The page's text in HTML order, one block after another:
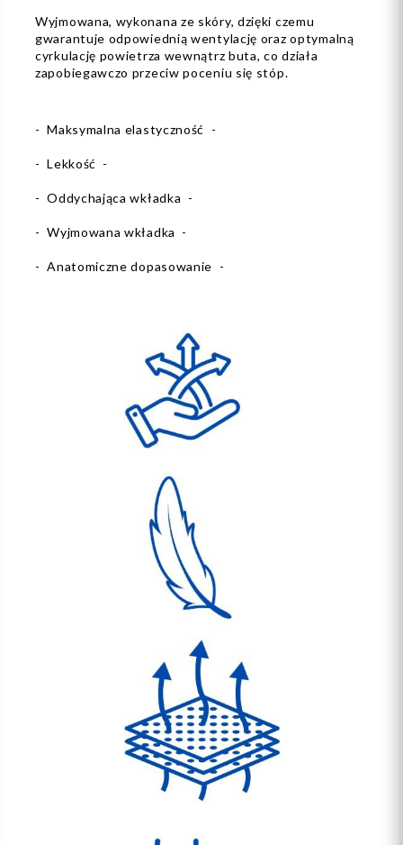
Wyjmowana, wykonana ze skóry, dzięki czemu
gwarantuje odpowiednią wentylację oraz optymalną
cyrkulację powietrza wewnątrz buta, co działa
zapobiegawczo przeciw poceniu się stóp.
- Maksymalna elastyczność -
- Lekkość -
- Oddychająca wkładka -
- Wyjmowana wkładka -
- Anatomiczne dopasowanie -